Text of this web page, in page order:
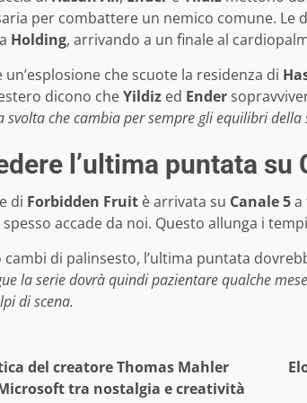
per combattere un nemico comune.
Holding, arrivando a un finale al
che scuote la residenza di
dicono cheYildiz ed Ender
svolta che cambia per sempre gli equilibri della
l’ultima puntata su
di Forbidden Fruit è arrivata su Canale 5a
accade da noi. Questo allunga i
cambi di palinsesto, l’ultima puntata
la serie dovrà quindi pazientare qualche
di scena.
del creatore Thomas Mahler
tra nostalgia e creatività